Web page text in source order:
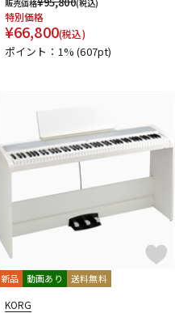
販売価格 (税込)
特別価格
¥66,800(税込)
ポイント：1%(607pt)
新品 動画あり 送料無料
KORG